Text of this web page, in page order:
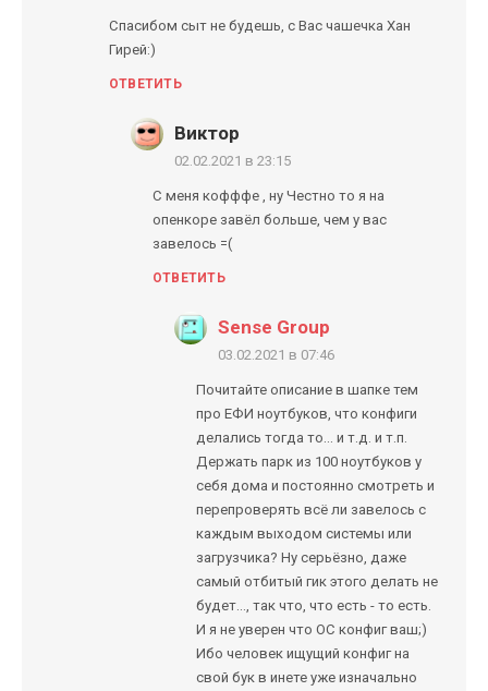
Спасибом сыт не будешь, с Вас чашечка Хан
Гирей:)
ОТВЕТИТЬ
Виктор
02.02.2021 в 23:15
С меня кофффе , ну Честно то я на
опенкоре завёл больше, чем у вас
завелось =(
ОТВЕТИТЬ
Sense Group
03.02.2021 в 07:46
Почитайте описание в шапке тем
про ЕФИ ноутбуков, что конфиги
делались тогда то... и т.д. и т.п.
Держать парк из 100 ноутбуков у
себя дома и постоянно смотреть и
перепроверять всё ли завелось с
каждым выходом системы или
загрузчика? Ну серьёзно, даже
самый отбитый гик этого делать не
будет..., так что, что есть - то есть.
И я не уверен что ОС конфиг ваш;)
Ибо человек ищущий конфиг на
свой бук в инете уже изначально